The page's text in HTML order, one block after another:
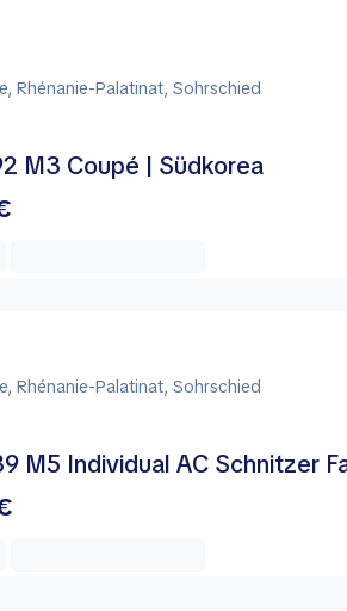
Rhénanie-Palatinat, Sohrschied
M3 Coupé | Südkorea
Rhénanie-Palatinat, Sohrschied
M5 Individual AC Schnitzer